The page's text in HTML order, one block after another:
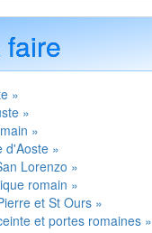
faire
»
»
»
d'Aoste »
Lorenzo »
romain »
et St Ours »
et portes romaines »